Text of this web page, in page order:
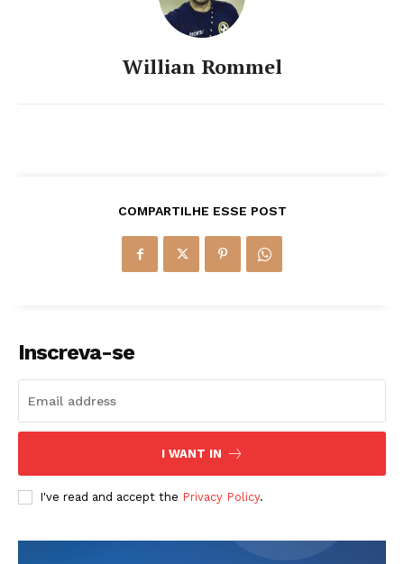
Willian Rommel
COMPARTILHE ESSE POST
Inscreva-se
I WANT IN
I've read and accept the Privacy Policy.